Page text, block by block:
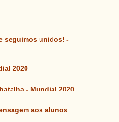
seguimos unidos! -
2020
- Mundial 2020
aos alunos